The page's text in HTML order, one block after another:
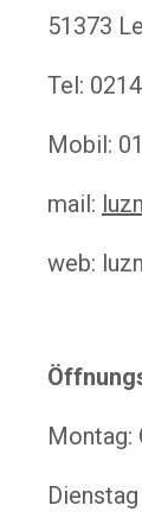
51373
Tel:
Mobil:
mail:
web:
Montag: